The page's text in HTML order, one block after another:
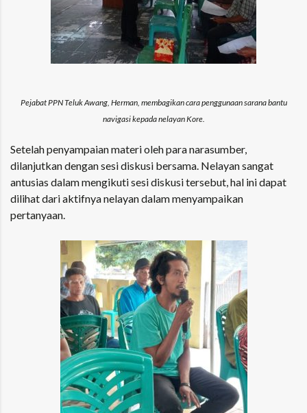
Pejabat PPN Teluk Awang, Herman, membagikan cara penggunaan sarana bantu
navigasi kepada nelayan Kore.
Setelah penyampaian materi oleh para narasumber,
dilanjutkan dengan sesi diskusi bersama. Nelayan sangat
antusias dalam mengikuti sesi diskusi tersebut, hal ini dapat
dilihat dari aktifnya nelayan dalam menyampaikan
pertanyaan.